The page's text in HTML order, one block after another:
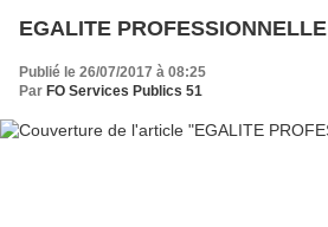
EGALITE PROFESSIONNELLE
Publié le 26/07/2017 à 08:25
Par FO Services Publics 51